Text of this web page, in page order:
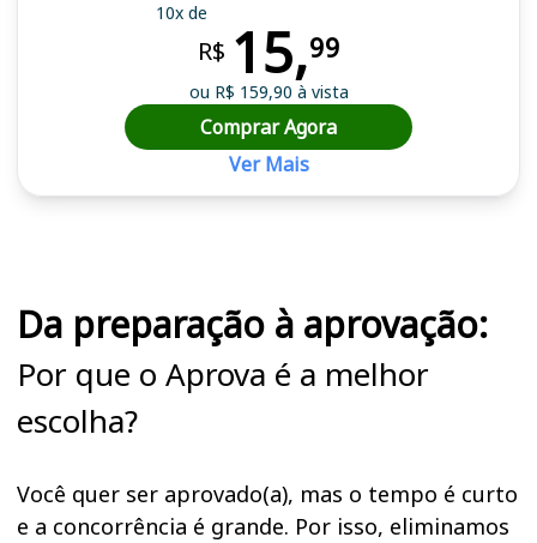
10x de
R$ 15,99
ou R$ 159,90 à vista
Comprar Agora
Ver Mais
Da preparação à aprovação:
Por que o Aprova é a melhor
escolha?
Você quer ser aprovado(a), mas o tempo é curto
e a concorrência é grande. Por isso, eliminamos